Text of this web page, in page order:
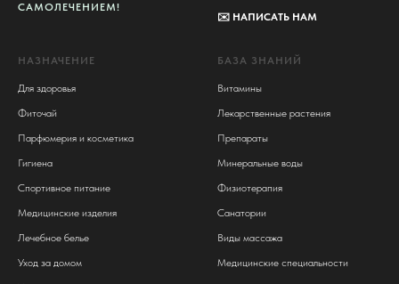
САМОЛЕЧЕНИЕМ!
✉️ НАПИСАТЬ НАМ
НАЗНАЧЕНИЕ
Для здоровья
Фиточай
Парфюмерия и косметика
Гигиена
Спортивное питание
Медицинские изделия
Лечебное белье
Уход за домом
БАЗА ЗНАНИЙ
Витамины
Лекарственные растения
Препараты
Минеральные воды
Физиотерапия
Санатории
Виды массажа
Медицинские специальности